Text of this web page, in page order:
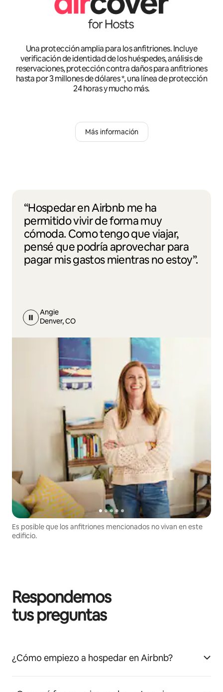
Una protección amplia para los anfitriones. Incluye
verificación de identidad de los huéspedes, análisis de
reservaciones, protección contra daños para anfitriones
hasta por 3 millones de dólares *, una línea de protección
24 horas y mucho más.
Más información
“Hospedar en Airbnb me ha
permitido vivir de forma muy
cómoda. Como tengo que viajar,
pensé que podría aprovechar para
pagar mis gastos mientras no estoy”.
Angie
Denver, CO
Es posible que los anfitriones mencionados no vivan en este
edificio.
Respondemos
tus preguntas
¿Cómo empiezo a hospedar en Airbnb?